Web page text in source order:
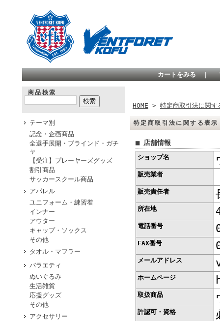
カートをみる ｜
商品検索
テーマ別
記念・企画商品
全選手展開・ブラインド・ガチ
ャ
【受注】プレーヤーズグッズ
割引商品
サッカースクール商品
アパレル
ユニフォーム・練習着
インナー
アウター
キャップ・ソックス
その他
タオル・マフラー
バラエティ
ぬいぐるみ
生活雑貨
応援グッズ
その他
アクセサリー
HOME > 特定商取引法に関す
特定商取引法に関する表示
■ 店舗情報
ショップ名
販売業者
販売責任者
所在地
電話番号
FAX番号
メールアドレス
ホームページ
取扱商品
許認可・資格